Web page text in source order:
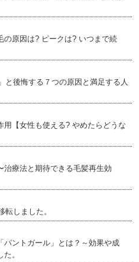
の原因は? ピークは? いつまで続
と後悔する７つの原因と満足する人
用【女性も使える? やめたらどうな
治療法と期待できる毛髪再生効
しました。
パントガール」とは？～効果や成
。